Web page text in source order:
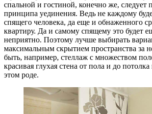
спальной и гостиной, конечно же, следует
принципа уединения. Ведь не каждому
спящего человека, да еще и обнаженного
квартиру. Да и самому спящему это будет
неприятно. Поэтому лучше выбирать
максимальным скрытием пространства за
быть, например, стеллаж с множеством
красивая глухая стена от пола и до
этом роде.